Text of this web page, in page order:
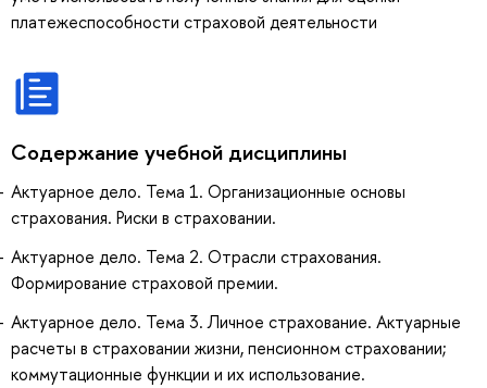
платежеспособности страховой деятельности
Содержание учебной дисциплины
Актуарное дело. Тема 1. Организационные основы
страхования. Риски в страховании.
Актуарное дело. Тема 2. Отрасли страхования.
Формирование страховой премии.
Актуарное дело. Тема 3. Личное страхование. Актуарные
расчеты в страховании жизни, пенсионном страховании;
коммутационные функции и их использование.